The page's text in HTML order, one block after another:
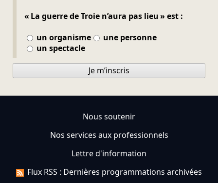
« La guerre de Troie n’aura pas lieu » est :
un organisme
une personne
un spectacle
Je m’inscris
Nous soutenir
Nos services aux professionnels
Lettre d'information
Flux RSS : Dernières programmations archivées